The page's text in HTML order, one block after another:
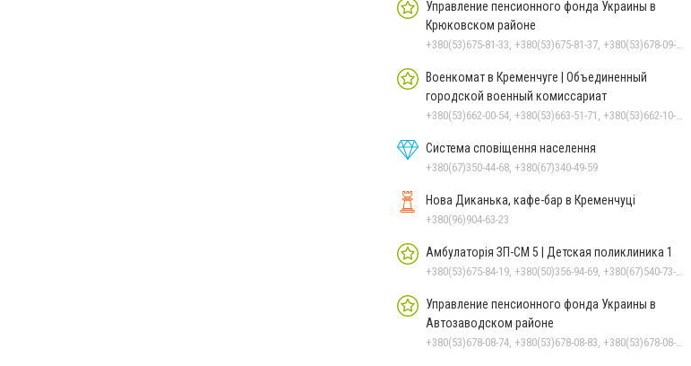
Управление пенсионного фонда Украины в
Крюковском районе
+380(53)675-81-33, +380(53)675-81-37, +380(53)678-09-01, +380(53)675-81-32, +380(53)675-81-40, +380(53)675-81-38, +380(53)675-81-31, +380(53)678-08-87
Военкомат в Кременчуге | Объединенный
городской военный комиссариат
+380(53)662-00-54, +380(53)663-51-71, +380(53)662-10-35
Система сповіщення населення
+380(67)350-44-68, +380(67)340-49-59
Нова Диканька, кафе-бар в Кременчуці
+380(96)904-63-23
Амбулаторія ЗП-СМ 5 | Детская поликлиника 1
+380(53)675-84-19, +380(50)356-94-69, +380(67)540-73-87
Управление пенсионного фонда Украины в
Автозаводском районе
+380(53)678-08-74, +380(53)678-08-83, +380(53)678-08-41, +380(53)678-08-86, +380(53)678-09-05